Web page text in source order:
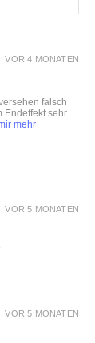
VOR 4 MONATEN
falsch
Endeffekt sehr
mehr
VOR 5 MONATEN
VOR 5 MONATEN